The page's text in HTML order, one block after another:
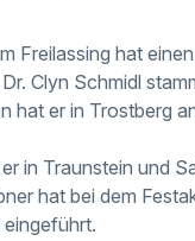
Freilassing hat
Clyn Schmidl
hat er in Trostberg
in Traunstein und
hat bei dem